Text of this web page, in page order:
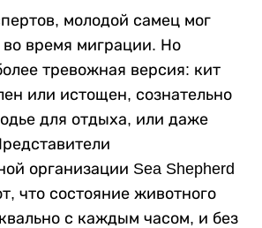
молодой самец мог
во время миграции. Но
тревожная версия: кит
или истощен, сознательно
для отдыха, или даже
организации Sea Shepherd
что состояние животного
с каждым часом, и без